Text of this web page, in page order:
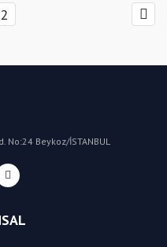
2
No:24 Beykoz/İSTANBUL